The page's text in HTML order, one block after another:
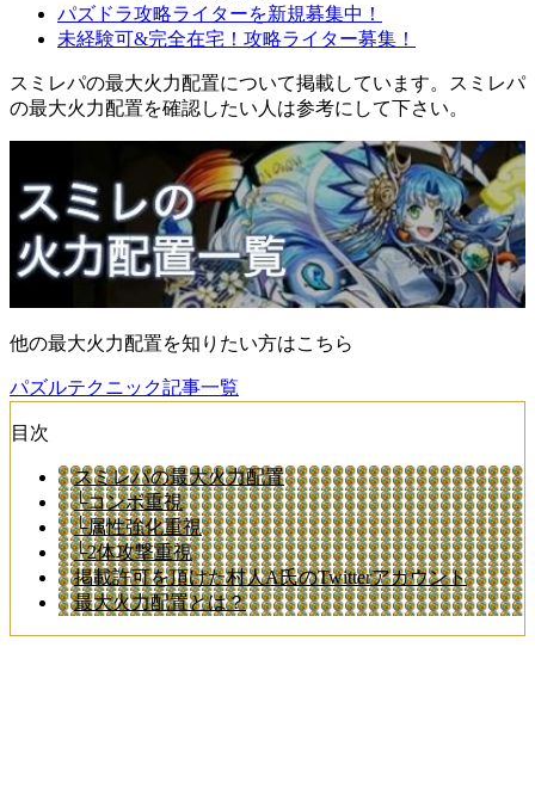
パズドラ攻略ライターを新規募集中！
未経験可&完全在宅！攻略ライター募集！
スミレパの最大火力配置について掲載しています。スミレパ
の最大火力配置を確認したい人は参考にして下さい。
他の最大火力配置を知りたい方はこちら
パズルテクニック記事一覧
目次
スミレパの最大火力配置
└コンボ重視
└属性強化重視
└2体攻撃重視
掲載許可を頂けた村人A氏のTwitterアカウント
最大火力配置とは？